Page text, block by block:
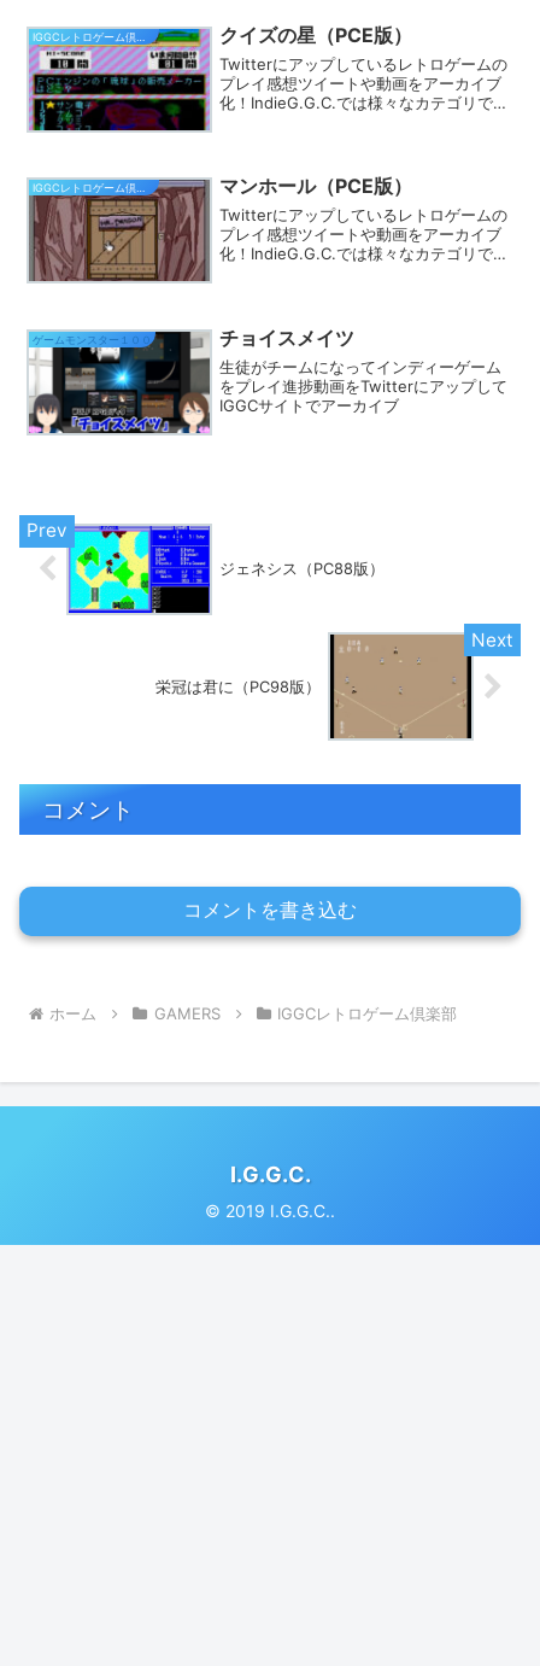
クイズの星（PCE版）
Twitterにアップしているレトロゲームの
プレイ感想ツイートや動画をアーカイブ
化！IndieG.G.C.では様々なカテゴリでプ
マンホール（PCE版）
Twitterにアップしているレトロゲームの
プレイ感想ツイートや動画をアーカイブ
化！IndieG.G.C.では様々なカテゴリでプ
ゲームモンスター１００ チョイスメイツ
生徒がチームになってインディーゲーム
をプレイ進捗動画をTwitterにアップして
IGGCサイトでアーカイブ
ジェネシス（PC88版）
栄冠は君に（PC98版）
コメント
コメントを書き込む
ホーム GAMERS IGGCレトロゲーム倶楽部
I.G.G.C.
© 2019 I.G.G.C..